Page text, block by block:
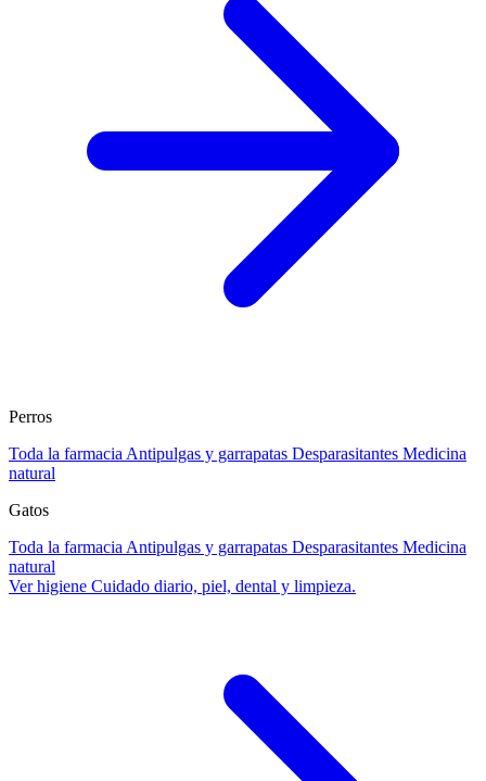
Perros
Toda la farmacia Antipulgas y garrapatas Desparasitantes Medicina
natural
Gatos
Toda la farmacia Antipulgas y garrapatas Desparasitantes Medicina
natural
Ver higiene Cuidado diario, piel, dental y limpieza.